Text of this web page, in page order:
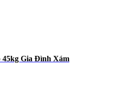
45kg Gia Đình Xám